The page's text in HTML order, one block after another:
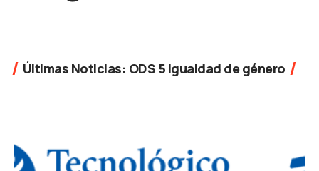
Últimas Noticias: ODS 5 Igualdad de género